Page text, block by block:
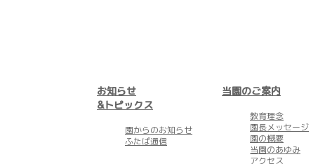
お知らせ
&トピックス
園からのお知らせ
ふたば通信
当園のご案内
教育理念
園長メッセージ
園の概要
当園のあゆみ
アクセス